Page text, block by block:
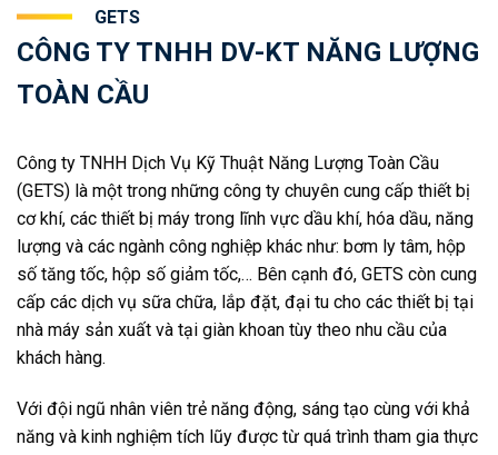
GETS
CÔNG TY TNHH DV-KT NĂNG LƯỢNG
TOÀN CẦU
Công ty TNHH Dịch Vụ Kỹ Thuật Năng Lượng Toàn Cầu
(GETS) là một trong những công ty chuyên cung cấp thiết bị
cơ khí, các thiết bị máy trong lĩnh vực dầu khí, hóa dầu, năng
lượng và các ngành công nghiệp khác như: bơm ly tâm, hộp
số tăng tốc, hộp số giảm tốc,… Bên cạnh đó, GETS còn cung
cấp các dịch vụ sữa chữa, lắp đặt, đại tu cho các thiết bị tại
nhà máy sản xuất và tại giàn khoan tùy theo nhu cầu của
khách hàng.
Với đội ngũ nhân viên trẻ năng động, sáng tạo cùng với khả
năng và kinh nghiệm tích lũy được từ quá trình tham gia thực